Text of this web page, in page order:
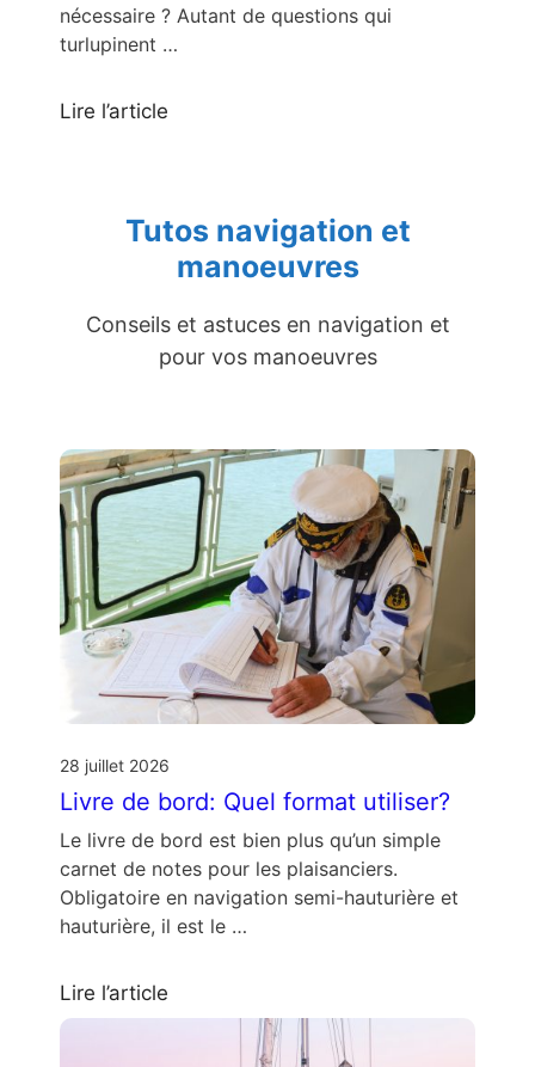
nécessaire ? Autant de questions qui
turlupinent …
Lire l’article
Tutos navigation et
manoeuvres
Conseils et astuces en navigation et
pour vos manoeuvres
28 juillet 2026
Livre de bord: Quel format utiliser?
Le livre de bord est bien plus qu’un simple
carnet de notes pour les plaisanciers.
Obligatoire en navigation semi-hauturière et
hauturière, il est le …
Lire l’article